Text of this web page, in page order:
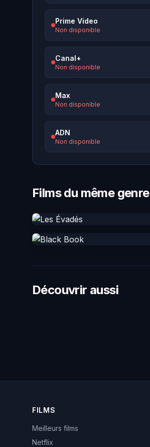
Prime Video
Non disponible
Canal+
Non disponible
Max
Non disponible
ADN
Non disponible
Films du même genre
Découvrir aussi
FILMS
Meilleurs films
Netflix